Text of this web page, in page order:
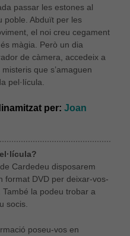
passar les estones al
poble. Abduït per les
el noi creu cegament
màgia. Però un dia
de càmera, accedeix a
que s’amaguen
pel·lícula.
per:Joan
Cardedeu disposarem
format DVD per deixar-vos-
També la podeu trobar a
socis.
poseu-vos en